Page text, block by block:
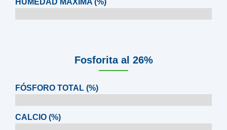
Fosforita al 26%
FÓSFORO TOTAL (%)
CALCIO (%)